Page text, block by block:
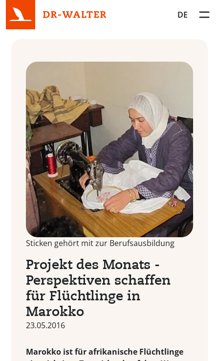
DE
Sticken gehört mit zur Berufsausbildung
Projekt des Monats -
Perspektiven schaffen
für Flüchtlinge in
Marokko
23.05.2016
Marokko ist für afrikanische Flüchtlinge